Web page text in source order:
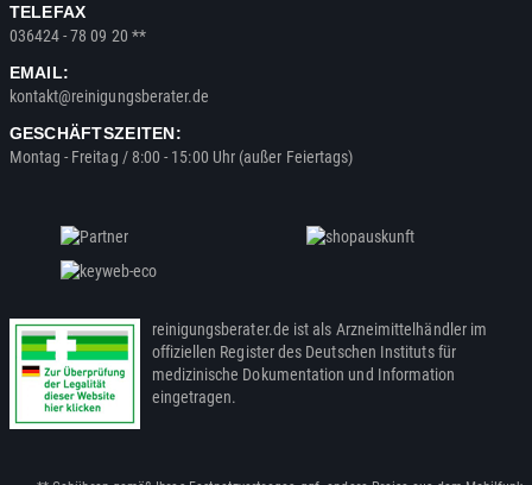
TELEFAX
036424 - 78 09 20 **
EMAIL:
kontakt@reinigungsberater.de
GESCHÄFTSZEITEN:
Montag - Freitag / 8:00 - 15:00 Uhr (außer Feiertags)
reinigungsberater.de ist als Arzneimittelhändler im
offiziellen Register des Deutschen Instituts für
medizinische Dokumentation und Information
eingetragen.